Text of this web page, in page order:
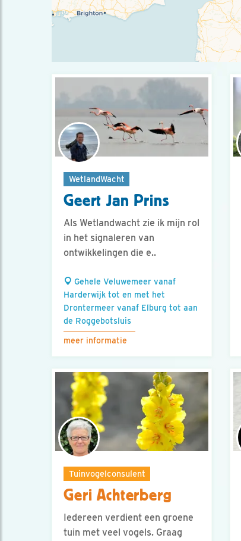
WetlandWacht
Geert Jan Prins
Als Wetlandwacht zie ik mijn rol
in het signaleren van
ontwikkelingen die e..
Gehele Veluwemeer vanaf
Harderwijk tot en met het
Drontermeer vanaf Elburg tot aan
de Roggebotsluis
meer informatie
Tuinvogelconsulent
Geri Achterberg
Iedereen verdient een groene
tuin met veel vogels. Graag